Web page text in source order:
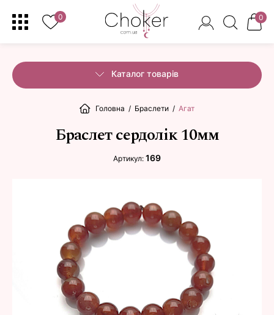
0 0
Каталог товарів
Головна / Браслети / Агат
Браслет сердолік 10мм
Артикул: 169